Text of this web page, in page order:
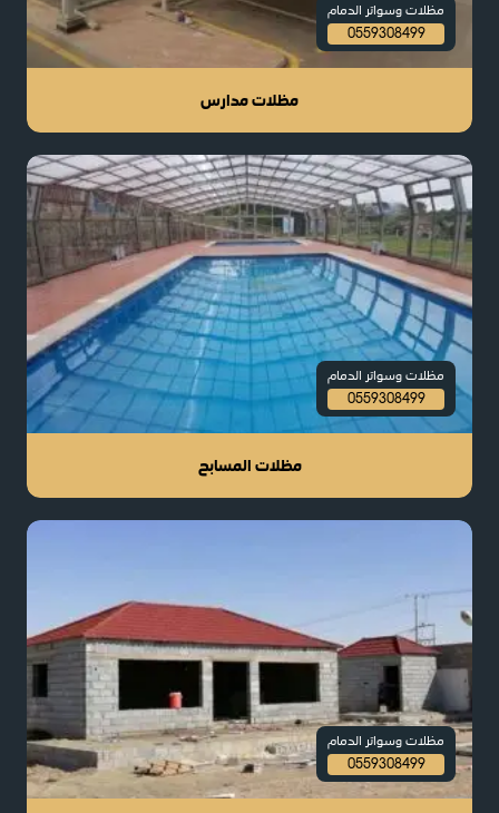
مظلات وسواتر الدمام
0559308499
مظلات مدارس
مظلات وسواتر الدمام
0559308499
مظلات المسابح
مظلات وسواتر الدمام
0559308499